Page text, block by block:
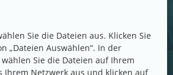
Sie die Dateien aus. Klicken Sie
„Dateien Auswählen“. In der
Sie die Dateien auf Ihrem
Ihrem Netzwerk aus und klicken auf